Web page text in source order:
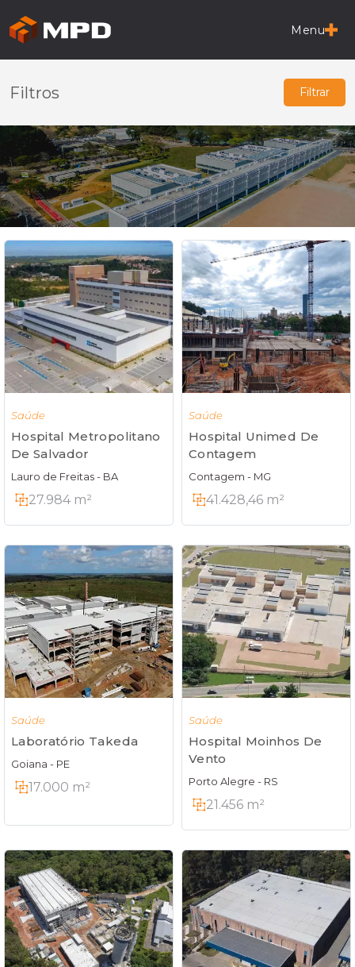
Menu
Filtros Filtrar
Saúde
Hospital Metropolitano
De Salvador
Lauro de Freitas - BA
27.984 m²
Saúde
Hospital Unimed De
Contagem
Contagem - MG
41.428,46 m²
Saúde
Laboratório Takeda
Goiana - PE
17.000 m²
Saúde
Hospital Moinhos De
Vento
Porto Alegre - RS
21.456 m²